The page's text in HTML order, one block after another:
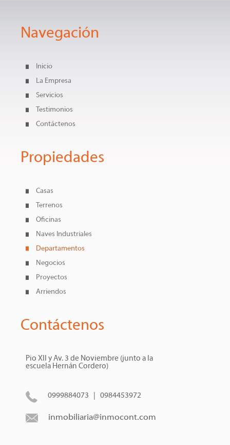
Navegación
Inicio
La Empresa
Servicios
Testimonios
Contáctenos
Propiedades
Casas
Terrenos
Oficinas
Naves Industriales
Departamentos
Negocios
Proyectos
Arriendos
Contáctenos
Pio XII y Av. 3 de Noviembre (junto a la
escuela Hernán Cordero)
0999884073 | 0984453972
inmobiliaria@inmocont.com